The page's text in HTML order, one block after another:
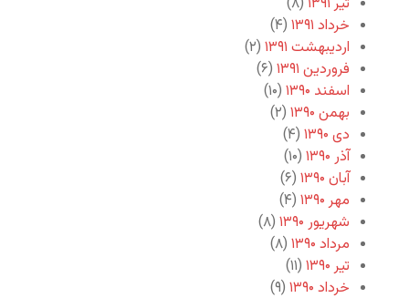
خرداد ۱۳۹۱
(۴)
اردیبهشت ۱۳۹۱
(۲)
فروردین ۱۳۹۱
(۶)
اسفند ۱۳۹۰
(۱۰)
بهمن ۱۳۹۰
(۲)
دی ۱۳۹۰
(۴)
آذر ۱۳۹۰
(۱۰)
آبان ۱۳۹۰
(۶)
مهر ۱۳۹۰
(۴)
شهریور ۱۳۹۰
(۸)
مرداد ۱۳۹۰
(۸)
تیر ۱۳۹۰
(۱۱)
خرداد ۱۳۹۰
(۹)